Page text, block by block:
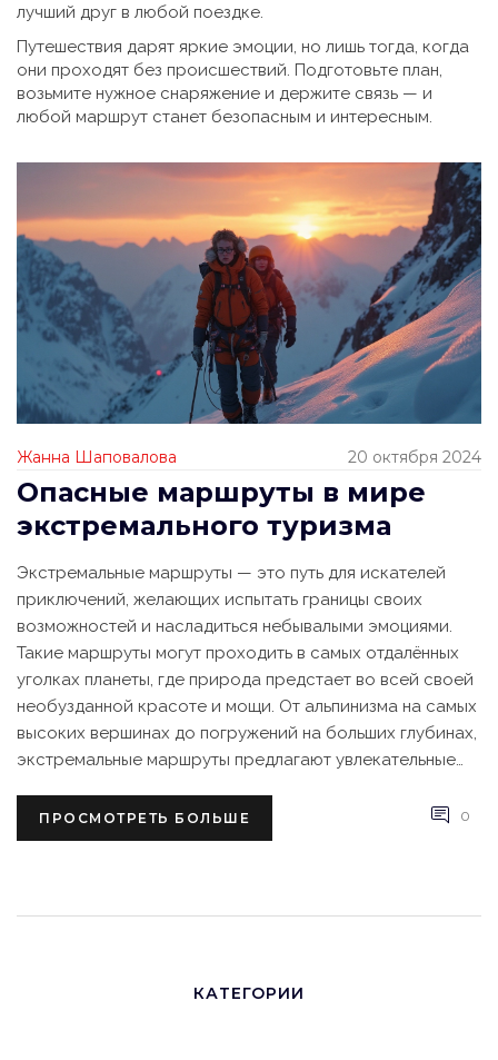
лучший друг в любой поездке.
Путешествия дарят яркие эмоции, но лишь тогда, когда
они проходят без происшествий. Подготовьте план,
возьмите нужное снаряжение и держите связь — и
любой маршрут станет безопасным и интересным.
Жанна Шаповалова 20 октября 2024
Опасные маршруты в мире
экстремального туризма
Экстремальные маршруты — это путь для искателей
приключений, желающих испытать границы своих
возможностей и насладиться небывалыми эмоциями.
Такие маршруты могут проходить в самых отдалённых
уголках планеты, где природа предстает во всей своей
необузданной красоте и мощи. От альпинизма на самых
высоких вершинах до погружений на больших глубинах,
экстремальные маршруты предлагают увлекательные
требует тщательной подготовки и осознания всех
рисков, чтобы сохранить здоровье и безопасность.
ПРОСМОТРЕТЬ БОЛЬШЕ 0
КАТЕГОРИИ